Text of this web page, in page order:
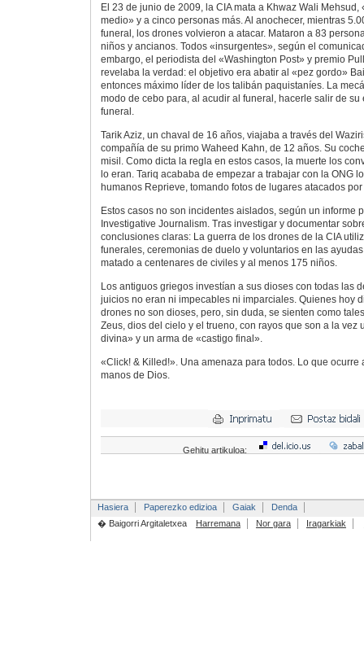
El 23 de junio de 2009, la CIA mata a Khwaz Wali
medio» y a cinco personas más. Al anochecer, mientras
funeral, los drones volvieron a atacar. Mataron a 83
niños y ancianos. Todos «insurgentes», según el
embargo, el periodista del «Washington Post» y premio
revelaba la verdad: el objetivo era abatir al «pez gordo»
entonces máximo líder de los talibán paquistaníes. La
modo de cebo para, al acudir al funeral, hacerle salir de su
funeral.
Tarik Aziz, un chaval de 16 años, viajaba a través del
compañía de su primo Waheed Kahn, de 12 años. Su
misil. Como dicta la regla en estos casos, la muerte los
lo eran. Tariq acababa de empezar a trabajar con la ONG
humanos Reprieve, tomando fotos de lugares atacados
Estos casos no son incidentes aislados, según un informe
Investigative Journalism. Tras investigar y documentar
conclusiones claras: La guerra de los drones de la CIA
funerales, ceremonias de duelo y voluntarios en las
matado a centenares de civiles y al menos 175 niños.
Los antiguos griegos investían a sus dioses con todas las
juicios no eran ni impecables ni imparciales. Quienes hoy
drones no son dioses, pero, sin duda, se sienten como
Zeus, dios del cielo y el trueno, con rayos que son a la vez
divina» y un arma de «castigo final».
«Click! & Killed!». Una amenaza para todos. Lo que ocurre
manos de Dios.
Gehitu artikuloa:
Hasiera Paperezko edizioa Gaiak
Denda
� Baigorri Argitaletxea
Harremana Nor gara Iragarkiak